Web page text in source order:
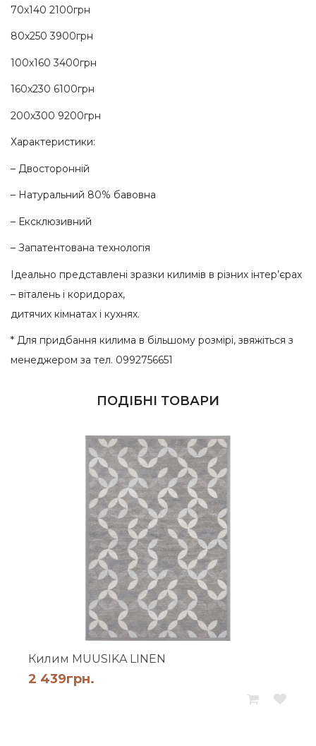
70х140 2100грн
80х250 3900грн
100х160 3400грн
160х230 6100грн
200х300 9200грн
Характеристики:
– Двосторонній
– Натуральний 80% бавовна
– Ексклюзивний
– Запатентована технологія
Ідеально представлені зразки килимів в різних інтер’єрах
– віталень і коридорах,
дитячих кімнатах і кухнях.
* Для придбання килима в більшому розмірі, звяжіться з
менеджером за тел. 0992756651
ПОДІБНІ ТОВАРИ
Килим MUUSIKA LINEN
2 439грн.